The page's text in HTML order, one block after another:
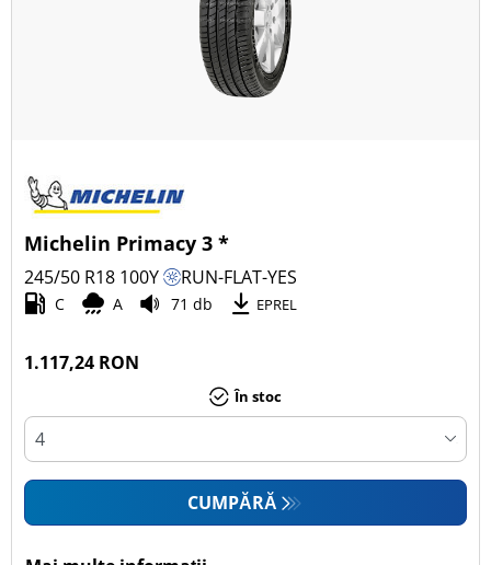
Michelin Primacy 3 *
245/50 R18 100Y RUN-FLAT-YES
C A 71 db EPREL
1.117,24 RON
În stoc
CUMPĂRĂ